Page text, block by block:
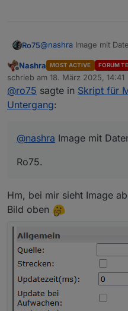
Ro75@nashra Image mit
Ro75.
Offline
Nashra MOST ACTIVE FORUM
schrieb am 18. März 2025, 14:41
zuletzt editiert von
@ro75 sagte in Skript für
Untergang:
@nashra Image mit
Ro75.
Hm, bei mir sieht Image
Bild oben